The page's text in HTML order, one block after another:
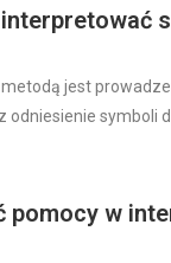
jest
odniesienie symboli
pomocy w